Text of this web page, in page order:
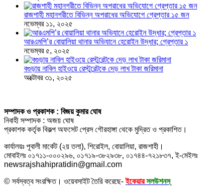
রাজশাহী মহানগরীতে বিভিন্ন অপরাধের অভিযোগে গ্রেপ্তার ১৫ জন
নভেম্বর ১১, ২০২৫
আরএমপি’র বোয়ালিয়া থানার অভিযানে হেরোইন উদ্ধার; গ্রেপ্তার ১
নভেম্বর ৫, ২০২৫
বগুড়ায় নাবিল হাইওয়ে রেস্টুরেন্টকে দেড় লাখ টাকা জরিমানা
অক্টোবর ৩১, ২০২৫
সম্পাদক ও প্রকাশক : বিজয় কুমার ঘোষ
নিবাহী সম্পাদক : অজয় ঘোষ
প্রকাশক কর্তৃক বিকল্প অফসেট প্রেস গৌরহাঙ্গা থেকে মুদ্রিত ও প্রকাশিত।
কার্যালয়ঃ পূবালী মার্কেট (২য় তলা), শিরোইল, বোয়ালিয়া, রাজশাহী।
মোবাইলঃ ০১৭১১-০০০২৯৬, ০১৭১৯-৩৮২৯৩৮, ০১৭৪৪-৭২১৮৩৭, ই-মেইলঃ
newsrajshahipratidin@gmail.com
© সর্বস্বত্ব সংরক্ষিত। ওয়েবসাইট তৈরি করেছে-ইকেয়ার সলউশনস্